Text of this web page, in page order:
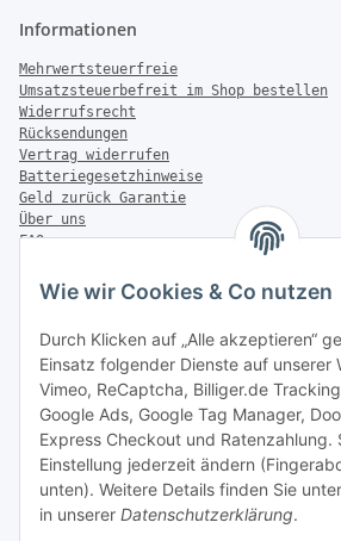
Wie wir Cookies & Co nutzen
Durch Klicken auf „Alle akzeptieren“
Einsatz folgender Dienste auf unserer
Vimeo, ReCaptcha, Billiger.de
Google Ads, Google Tag Manager,
Express Checkout und Ratenzahlung.
Einstellung jederzeit ändern
unten). Weitere Details finden Sie unter
in unserer Datenschutzerklärung.
Informationen
Mehrwertsteuerfreie
Umsatzsteuerbefreit im Shop bestellen
Widerrufsrecht
Rücksendungen
Vertrag widerrufen
Batteriegesetzhinweise
Geld zurück Garantie
Über uns
FAQ
Zahlung & Versand
Versandinformationen
Sonstiges